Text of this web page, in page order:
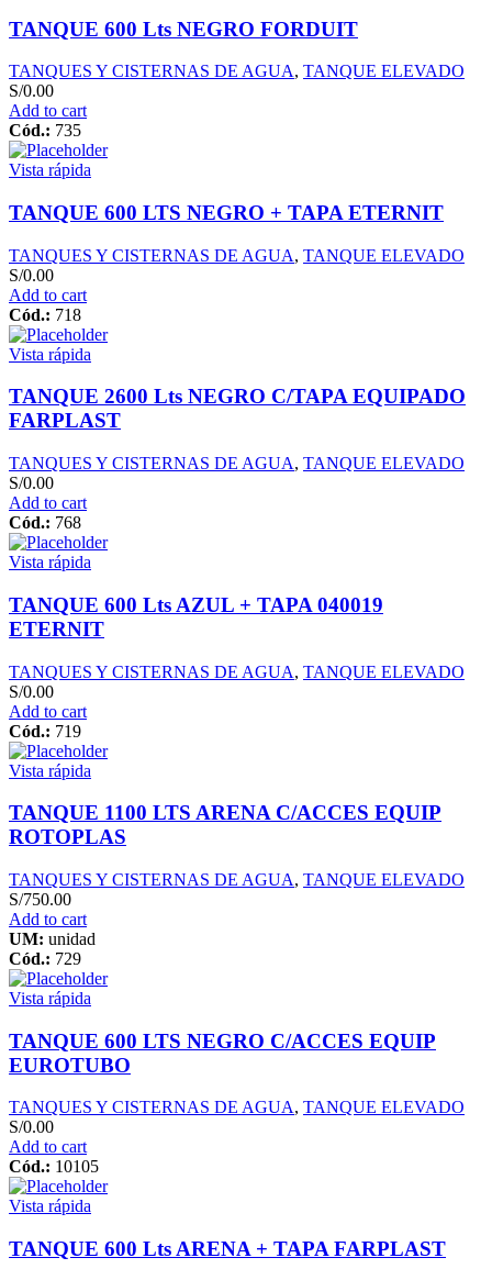
TANQUE 600 Lts NEGRO FORDUIT
TANQUES Y CISTERNAS DE AGUA, TANQUE ELEVADO
S/0.00
Add to cart
Cód.: 735
Vista rápida
TANQUE 600 LTS NEGRO + TAPA ETERNIT
TANQUES Y CISTERNAS DE AGUA, TANQUE ELEVADO
S/0.00
Add to cart
Cód.: 718
Vista rápida
TANQUE 2600 Lts NEGRO C/TAPA EQUIPADO
FARPLAST
TANQUES Y CISTERNAS DE AGUA, TANQUE ELEVADO
S/0.00
Add to cart
Cód.: 768
Vista rápida
TANQUE 600 Lts AZUL + TAPA 040019
ETERNIT
TANQUES Y CISTERNAS DE AGUA, TANQUE ELEVADO
S/0.00
Add to cart
Cód.: 719
Vista rápida
TANQUE 1100 LTS ARENA C/ACCES EQUIP
ROTOPLAS
TANQUES Y CISTERNAS DE AGUA, TANQUE ELEVADO
S/750.00
Add to cart
UM: unidad
Cód.: 729
Vista rápida
TANQUE 600 LTS NEGRO C/ACCES EQUIP
EUROTUBO
TANQUES Y CISTERNAS DE AGUA, TANQUE ELEVADO
S/0.00
Add to cart
Cód.: 10105
Vista rápida
TANQUE 600 Lts ARENA + TAPA FARPLAST